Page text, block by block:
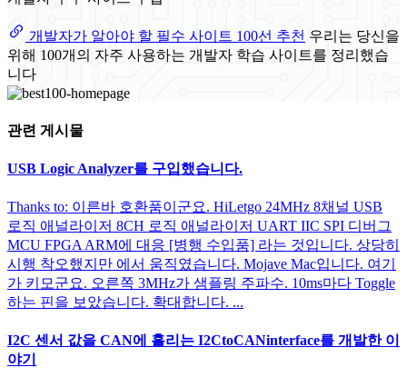
개발자가 알아야 할 필수 사이트 100선 추천 우리는 당신을
위해 100개의 자주 사용하는 개발자 학습 사이트를 정리했습
니다
관련 게시물
USB Logic Analyzer를 구입했습니다.
Thanks to: 이른바 호환품이군요. HiLetgo 24MHz 8채널 USB
로직 애널라이저 8CH 로직 애널라이저 UART IIC SPI 디버그
MCU FPGA ARM에 대응 [병행 수입품] 라는 것입니다. 상당히
시행 착오했지만 에서 움직였습니다. Mojave Mac입니다. 여기
가 키모군요. 오른쪽 3MHz가 샘플링 주파수. 10ms마다 Toggle
하는 핀을 보았습니다. 확대합니다. ...
I2C 센서 값을 CAN에 흘리는 I2CtoCANinterface를 개발한 이
야기